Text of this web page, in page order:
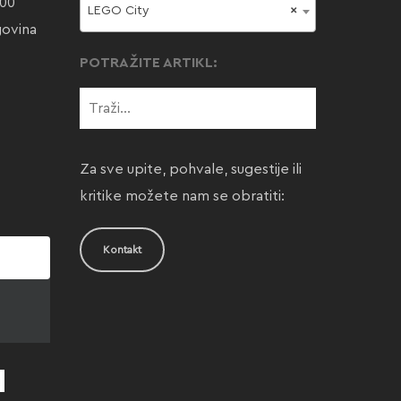
×
LEGO City
POTRAŽITE ARTIKL:
Za sve upite, pohvale, sugestije ili
kritike možete nam se obratiti:
Kontakt